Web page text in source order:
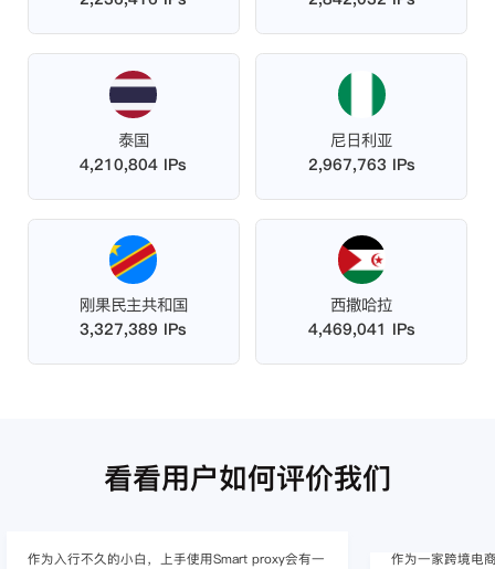
泰国
4,210,804 IPs
尼日利亚
2,967,763 IPs
刚果民主共和国
3,327,389 IPs
西撒哈拉
4,469,041 IPs
看看用户如何评价我们
作为入行不久的小白，上手使用Smart proxy会有一
作为一家跨境电